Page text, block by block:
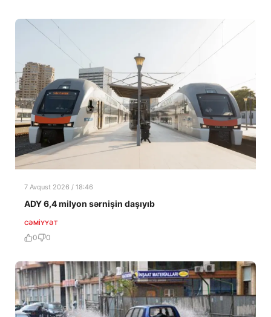
7 Avqust 2026 / 18:46
ADY 6,4 milyon sərnişin daşıyıb
CƏMIYYƏT
0 0